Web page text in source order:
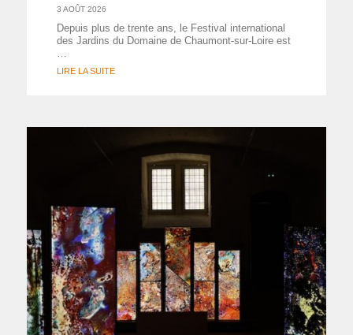
3 AOÛT 2026
Depuis plus de trente ans, le Festival international
des Jardins du Domaine de Chaumont-sur-Loire est
LIRE LA SUITE